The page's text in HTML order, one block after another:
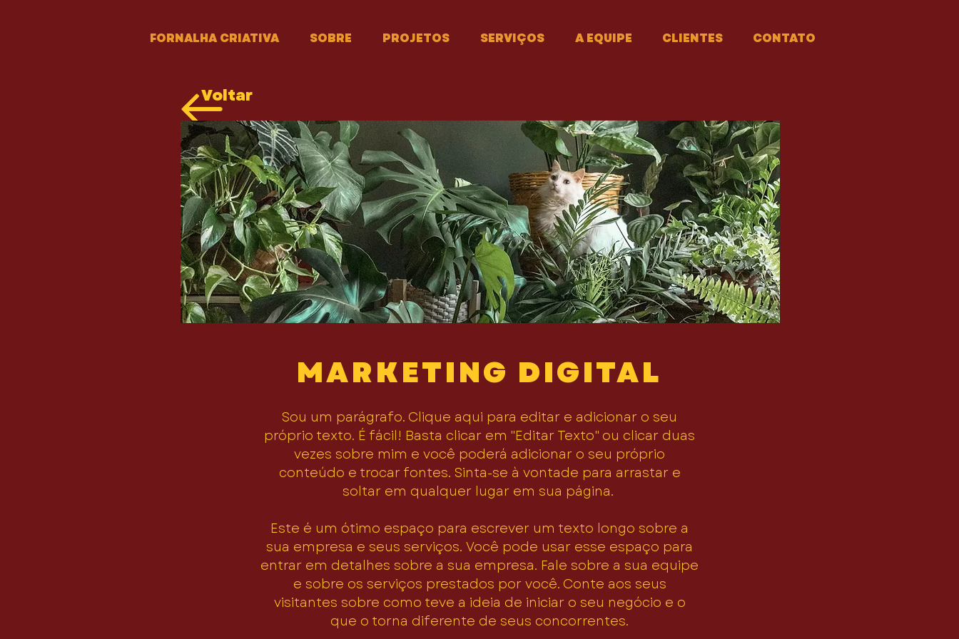
FORNALHA CRIATIVA SOBRE PROJETOS SERVIÇOS A EQUIPE CLIENTES CONTATO
Voltar
MARKETING DIGITAL
Sou um parágrafo. Clique aqui para editar e adicionar o seu
próprio texto. É fácil! Basta clicar em "Editar Texto" ou clicar duas
vezes sobre mim e você poderá adicionar o seu próprio
conteúdo e trocar fontes. Sinta-se à vontade para arrastar e
soltar em qualquer lugar em sua página.
Este é um ótimo espaço para escrever um texto longo sobre a
sua empresa e seus serviços. Você pode usar esse espaço para
entrar em detalhes sobre a sua empresa. Fale sobre a sua equipe
e sobre os serviços prestados por você. Conte aos seus
visitantes sobre como teve a ideia de iniciar o seu negócio e o
que o torna diferente de seus concorrentes.